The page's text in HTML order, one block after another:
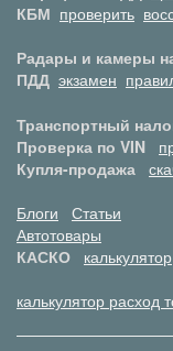
КБМ проверить
Радары и камеры
ПДД экзамен
Транспортный
Проверка по VIN
Купля-продажа
Блоги
Статьи
Автотовары
КАСКО
калькулятор
калькулятор расход